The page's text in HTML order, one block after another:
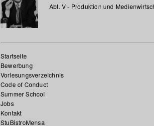
Abt. V - Produktion und
Startseite
Bewerbung
Vorlesungsverzeichnis
Code of Conduct
Summer School
Jobs
Kontakt
StuBistroMensa